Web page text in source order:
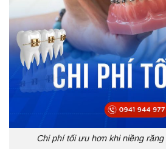
Chi phí tối ưu hơn khi niềng